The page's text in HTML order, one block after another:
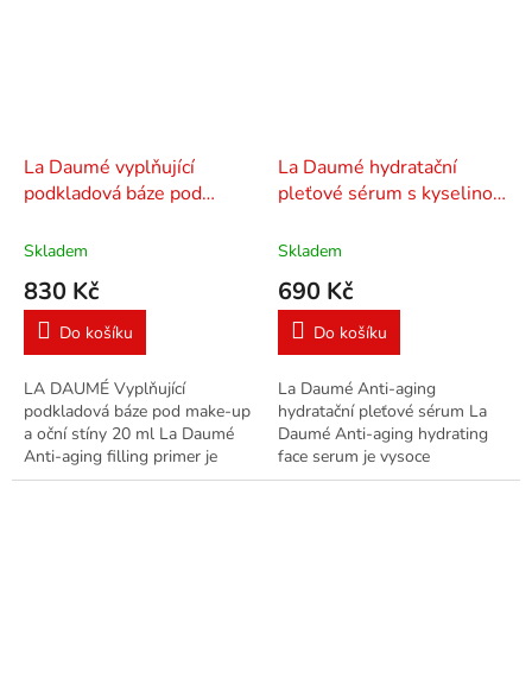
La Daumé vyplňující
podkladová báze pod
Skladem
830 Kč
Do košíku
LA DAUMÉ Vyplňující
podkladová báze pod make-up
a oční stíny 20 ml La Daumé
Anti-aging filling primer je
lehká, vyhlazující podkladová
La Daumé hydratační
pleťové sérum s kyselinou
Skladem
690 Kč
Do košíku
La Daumé Anti-aging
hydratační pleťové sérum La
Daumé Anti-aging hydrating
face serum je vysoce
hydratační a vyhlazující pleťové